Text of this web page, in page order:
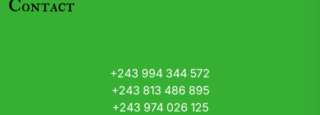
Contact
+243 994 344 572
+243 813 486 895
+243 974 026 125